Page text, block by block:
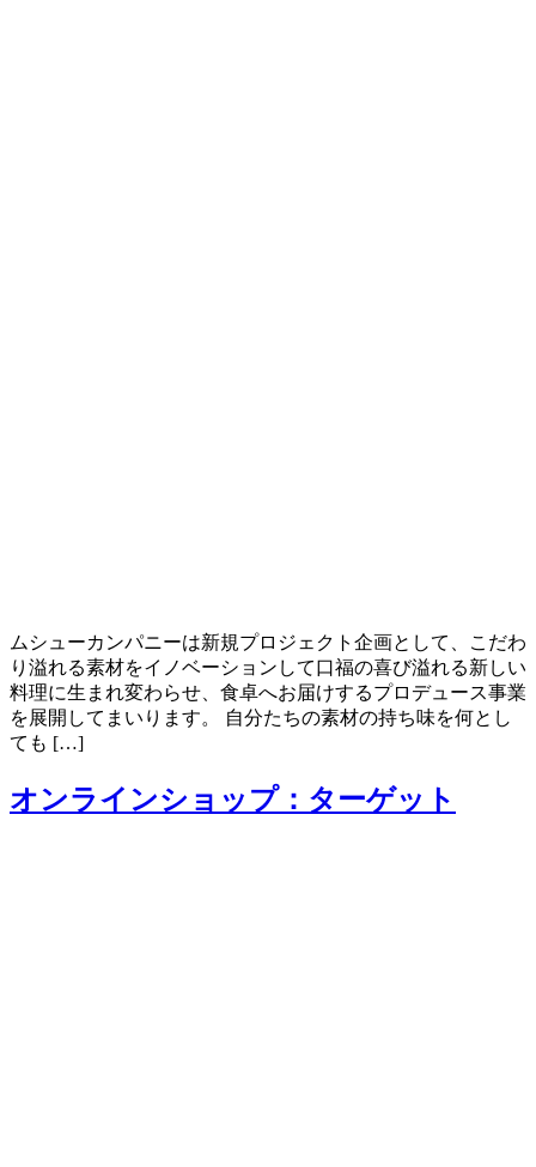
ムシューカンパニーは新規プロジェクト企画として、こだわ
り溢れる素材をイノベーションして口福の喜び溢れる新しい
料理に生まれ変わらせ、食卓へお届けするプロデュース事業
を展開してまいります。 自分たちの素材の持ち味を何とし
ても […]
オンラインショップ：ターゲット